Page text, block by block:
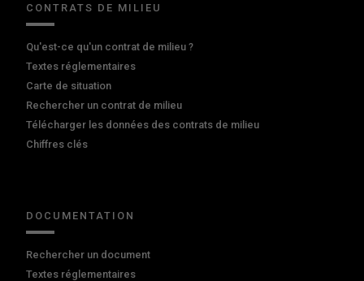
CONTRATS DE MILIEU
Qu'est-ce qu'un contrat de milieu ?
Textes réglementaires
Carte de situation
Rechercher un contrat de milieu
Télécharger les données des contrats de milieu
Chiffres clés
DOCUMENTATION
Rechercher un document
Textes réglementaires